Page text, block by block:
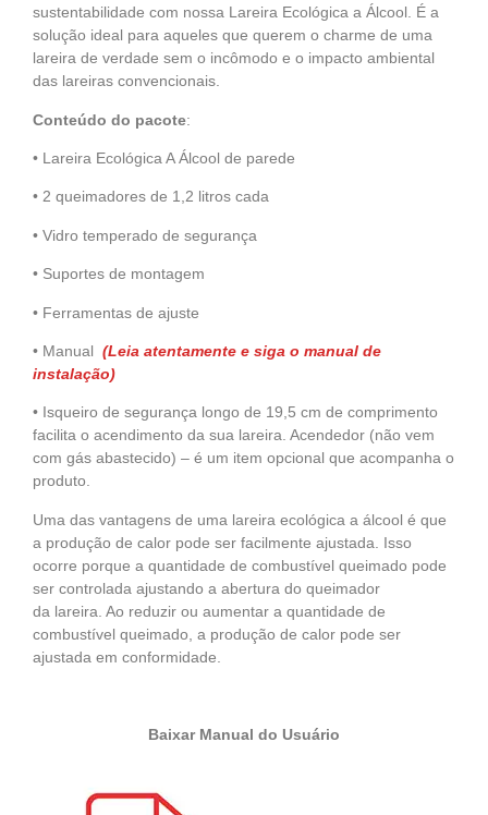
sustentabilidade com nossa Lareira Ecológica a Álcool. É a
solução ideal para aqueles que querem o charme de uma
lareira de verdade sem o incômodo e o impacto ambiental
das lareiras convencionais.
Conteúdo do pacote:
• Lareira Ecológica A Álcool de parede
• 2 queimadores de 1,2 litros cada
• Vidro temperado de segurança
• Suportes de montagem
• Ferramentas de ajuste
• Manual (Leia atentamente e siga o manual de
instalação)
• Isqueiro de segurança longo de 19,5 cm de comprimento
facilita o acendimento da sua lareira. Acendedor (não vem
com gás abastecido) – é um item opcional que acompanha o
produto.
Uma das vantagens de uma lareira ecológica a álcool é que
a produção de calor pode ser facilmente ajustada. Isso
ocorre porque a quantidade de combustível queimado pode
ser controlada ajustando a abertura do queimador
da lareira. Ao reduzir ou aumentar a quantidade de
combustível queimado, a produção de calor pode ser
ajustada em conformidade.
Baixar Manual do Usuário